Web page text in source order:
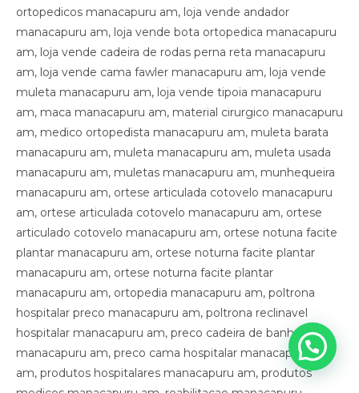
ortopedicos manacapuru am, loja vende andador
manacapuru am, loja vende bota ortopedica manacapuru
am, loja vende cadeira de rodas perna reta manacapuru
am, loja vende cama fawler manacapuru am, loja vende
muleta manacapuru am, loja vende tipoia manacapuru
am, maca manacapuru am, material cirurgico manacapuru
am, medico ortopedista manacapuru am, muleta barata
manacapuru am, muleta manacapuru am, muleta usada
manacapuru am, muletas manacapuru am, munhequeira
manacapuru am, ortese articulada cotovelo manacapuru
am, ortese articulada cotovelo manacapuru am, ortese
articulado cotovelo manacapuru am, ortese notuna facite
plantar manacapuru am, ortese noturna facite plantar
manacapuru am, ortese noturna facite plantar
manacapuru am, ortopedia manacapuru am, poltrona
hospitalar preco manacapuru am, poltrona reclinavel
hospitalar manacapuru am, preco cadeira de banho
manacapuru am, preco cama hospitalar manacapuru
am, produtos hospitalares manacapuru am, produtos